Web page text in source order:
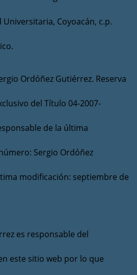
Coyoacán, c.p.
Ordóñez Gutiérrez. Reserva
del Título 04-2007-
de la última
Sergio Ordóñez
modificación: septiembre de
es responsable del
este sitio web por lo que